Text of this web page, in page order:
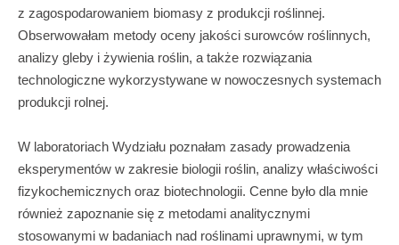
z zagospodarowaniem biomasy z produkcji roślinnej.
Obserwowałam metody oceny jakości surowców roślinnych,
analizy gleby i żywienia roślin, a także rozwiązania
technologiczne wykorzystywane w nowoczesnych systemach
produkcji rolnej.
W laboratoriach Wydziału poznałam zasady prowadzenia
eksperymentów w zakresie biologii roślin, analizy właściwości
fizykochemicznych oraz biotechnologii. Cenne było dla mnie
również zapoznanie się z metodami analitycznymi
stosowanymi w badaniach nad roślinami uprawnymi, w tym